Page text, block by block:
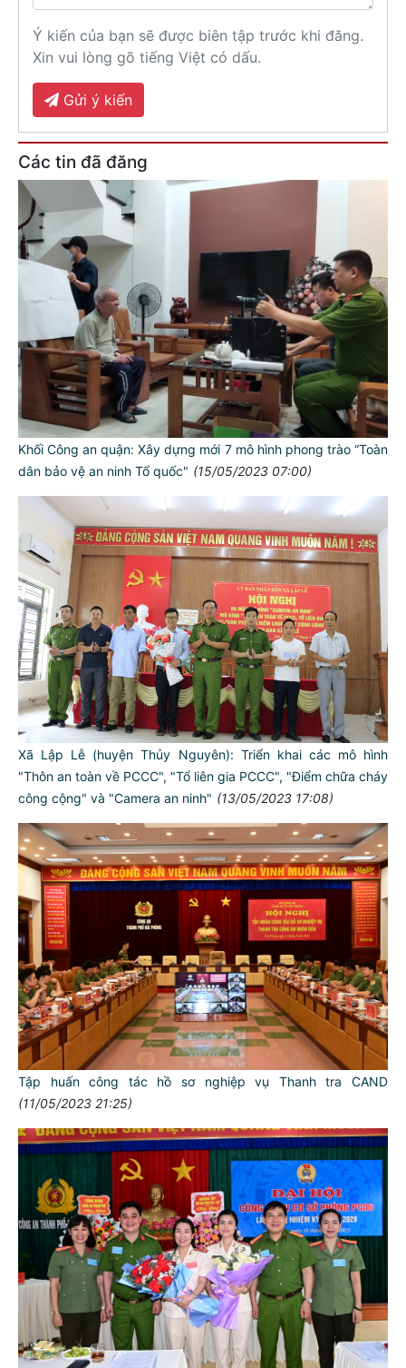
Ý kiến của bạn sẽ được biên tập trước khi đăng.
Xin vui lòng gõ tiếng Việt có dấu.
Gửi ý kiến
Các tin đã đăng
Khối Công an quận: Xây dựng mới 7 mô hình phong trào “Toàn
dân bảo vệ an ninh Tổ quốc" (15/05/2023 07:00)
Xã Lập Lễ (huyện Thủy Nguyên): Triển khai các mô hình
"Thôn an toàn về PCCC", "Tổ liên gia PCCC", "Điểm chữa cháy
công cộng" và "Camera an ninh" (13/05/2023 17:08)
Tập huấn công tác hồ sơ nghiệp vụ Thanh tra CAND
(11/05/2023 21:25)